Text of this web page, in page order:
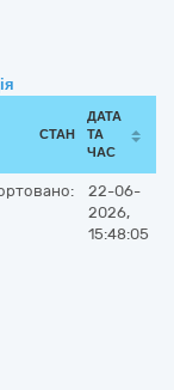
СТАН
ДАТА
ТА
ЧАС
22-06-
2026,
15:48:05